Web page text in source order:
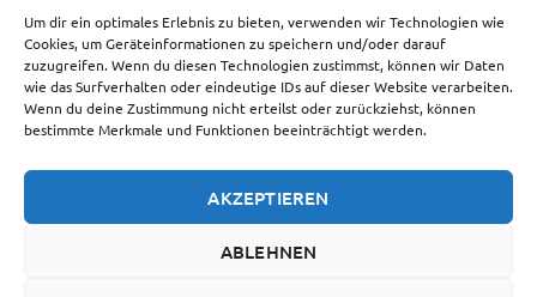
Um dir ein optimales Erlebnis zu bieten, verwenden wir Technologien wie
Cookies, um Geräteinformationen zu speichern und/oder darauf
zuzugreifen. Wenn du diesen Technologien zustimmst, können wir Daten
wie das Surfverhalten oder eindeutige IDs auf dieser Website verarbeiten.
Wenn du deine Zustimmung nicht erteilst oder zurückziehst, können
bestimmte Merkmale und Funktionen beeinträchtigt werden.
AKZEPTIEREN
ABLEHNEN
Cookie-Richtlinie (EU)